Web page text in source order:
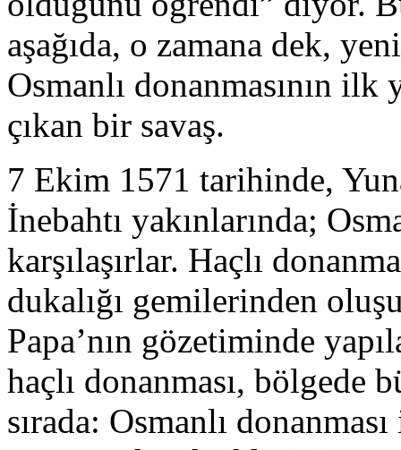
aşağıda, o zamana dek,
Osmanlı donanmasının ilk
çıkan bir savaş.
7 Ekim 1571 tarihinde,
İnebahtı yakınlarında;
karşılaşırlar. Haçlı
dukalığı gemilerinden
Papa’nın gözetiminde
haçlı donanması,
sırada: Osmanlı donanması